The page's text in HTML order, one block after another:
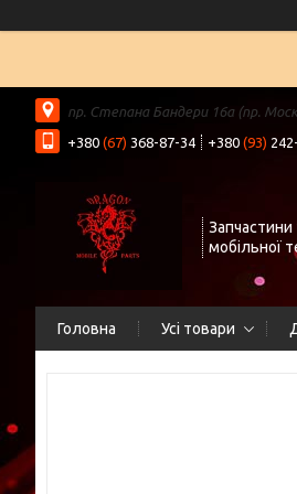
пр. Степана Бандери 16а (пр.
+380 (67) 368-87-34 +380 (93)
Запчастини
мобільної
Головна Усі товари